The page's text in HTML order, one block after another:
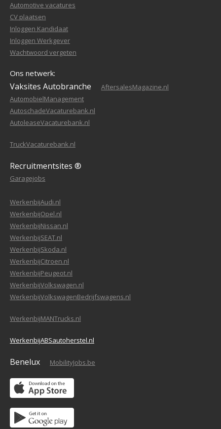
Automotive vacatures
CV plaatsen
Inloggen Kandidaat
Inloggen Werkgever
Wachtwoord vergeten
Ons netwerk:
Vaksites Autobranche
AftersalesMagazine.nl
AutomobielManagement
AutoschadeVacaturebank.nl
AutoleaseVacaturebank.nl
TruckVacaturebank.nl
Recruitmentsites ®
Garagejobs
WerkenbijAudi.nl
WerkenbijOpel.nl
WerkenbijNissan.nl
WerkenbijSEAT.nl
WerkenbijSkoda.nl
WerkenbijCitroen.nl
WerkenbijPeugeot.nl
WerkenbijVolkswagen.nl
WerkenbijVolkswagenBedrijfswagens.nl
WerkenbijMANTrucks.nl
WerkenbijABSautoherstel.nl
Benelux MobilityJobs.be